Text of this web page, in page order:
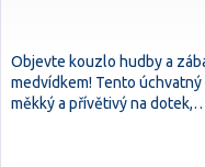
Objevte kouzlo hudby a
medvídkem! Tento
měkký a přívětivý na